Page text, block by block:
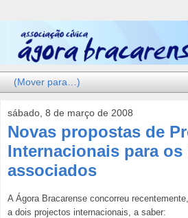
sábado, 8 de março de 2008
Novas propostas de
Internacionais para
associados
A Ágora Bracarense concorreu
a dois projectos internacionais, a saber: